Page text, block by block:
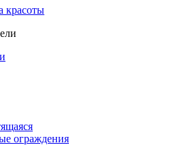
красоты
ограждения